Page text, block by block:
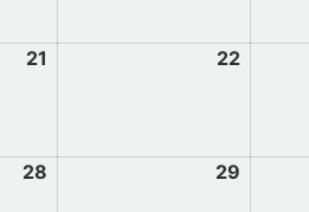
21 22
28 29